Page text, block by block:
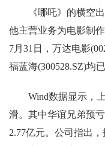
《哪吒》的横空
他主营业务为电影制
7月31日，万达电影
福蓝海(300528.SZ)均
Wind数据显示，
滑。其中华谊兄弟预
2.77亿元。公司指出